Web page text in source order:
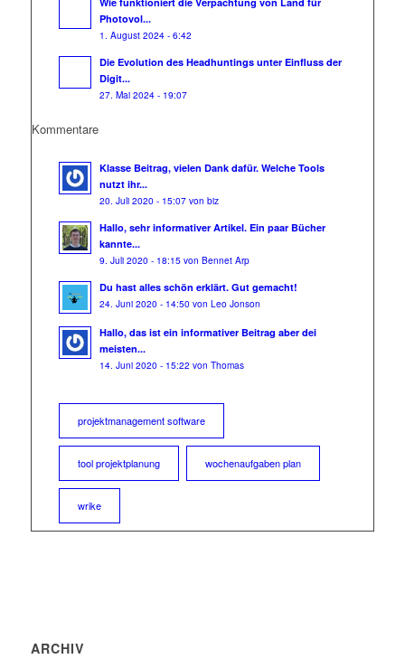
Photovol...
1. August 2024 - 6:42
Die Evolution des Headhuntings unter Einfluss der
Digit...
27. Mai 2024 - 19:07
Kommentare
Klasse Beitrag, vielen Dank dafür. Welche Tools
nutzt ihr...
20. Juli 2020 - 15:07 von biz
Hallo, sehr informativer Artikel. Ein paar Bücher
kannte...
9. Juli 2020 - 18:15 von Bennet Arp
Du hast alles schön erklärt. Gut gemacht!
24. Juni 2020 - 14:50 von Leo Jonson
Hallo, das ist ein informativer Beitrag aber dei
meisten...
14. Juni 2020 - 15:22 von Thomas
projektmanagement software
tool projektplanung wochenaufgaben plan
wrike
ARCHIV